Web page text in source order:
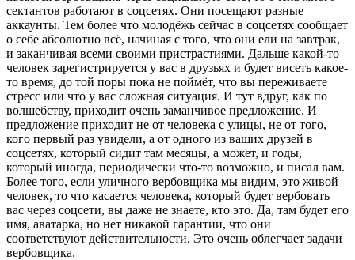
сектантов работают в соцсетях. Они посещают разные
аккаунты. Тем более что молодёжь сейчас в соцсетях сообщает
о себе абсолютно всё, начиная с того, что они ели на завтрак,
и заканчивая всеми своими пристрастиями. Дальше какой-то
человек зарегистрируется у вас в друзьях и будет висеть какое-
то время, до той поры пока не поймёт, что вы переживаете
стресс или что у вас сложная ситуация. И тут вдруг, как по
волшебству, приходит очень заманчивое предложение. И
предложение приходит не от человека с улицы, не от того,
кого первый раз увидели, а от одного из ваших друзей в
соцсетях, который сидит там месяцы, а может, и годы,
который иногда, периодически что-то возможно, и писал вам.
Более того, если уличного вербовщика мы видим, это живой
человек, то что касается человека, который будет вербовать
вас через соцсети, вы даже не знаете, кто это. Да, там будет его
имя, аватарка, но нет никакой гарантии, что они
соответствуют действительности. Это очень облегчает задачи
вербовщика.